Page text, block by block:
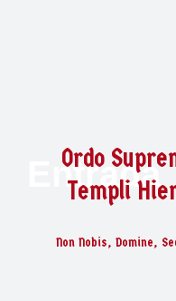
Entrada
Ordo
Templi
Non Nobis, Domine,